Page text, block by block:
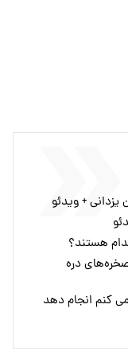
+ ویدئو
هستند؟
دره
را مجبور می کنم انجام دهد